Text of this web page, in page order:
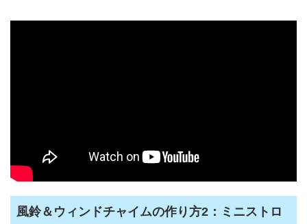
風鈴＆ウィンドチャイムの作り方2：ミニストロ